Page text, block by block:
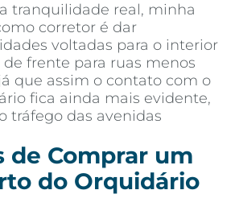
tranquilidade real, minha
corretor é dar
voltadas para o interior
frente para ruas menos
que assim o contato com o
fica ainda mais evidente,
tráfego das avenidas
de Comprar um
do Orquidário